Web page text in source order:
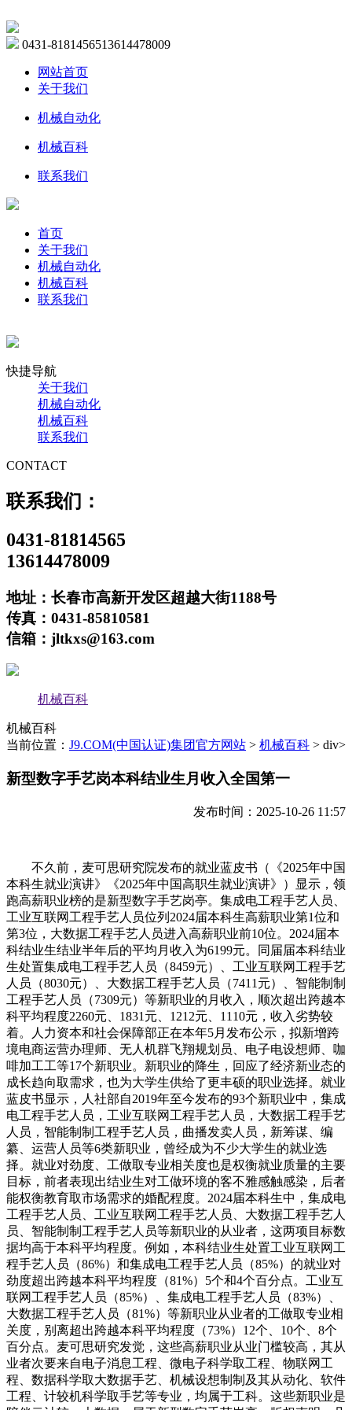
0431-8181456513614478009
网站首页
关于我们
机械自动化
机械百科
联系我们
首页
关于我们
机械自动化
机械百科
联系我们
快捷导航
关于我们
机械自动化
机械百科
联系我们
CONTACT
联系我们：
0431-81814565
13614478009
地址：长春市高新开发区超越大街1188号
传真：0431-85810581
信箱：jltkxs@163.com
机械百科
机械百科
当前位置： J9.COM(中国认证)集团官方网站 > 机械百科 > div>
新型数字手艺岗本科结业生月收入全国第一
发布时间：2025-10-26 11:57
不久前，麦可思研究院发布的就业蓝皮书（《2025年中国
本科生就业演讲》《2025年中国高职生就业演讲》）显示，领
跑高薪职业榜的是新型数字手艺岗亭。集成电工程手艺人员、
工业互联网工程手艺人员位列2024届本科生高薪职业第1位和
第3位，大数据工程手艺人员进入高薪职业前10位。2024届本
科结业生结业半年后的平均月收入为6199元。同届届本科结业
生处置集成电工程手艺人员（8459元）、工业互联网工程手艺
人员（8030元）、大数据工程手艺人员（7411元）、智能制制
工程手艺人员（7309元）等新职业的月收入，顺次超出跨越本
科平均程度2260元、1831元、1212元、1110元，收入劣势较
着。人力资本和社会保障部正在本年5月发布公示，拟新增跨
境电商运营办理师、无人机群飞翔规划员、电子电设想师、咖
啡加工工等17个新职业。新职业的降生，回应了经济新业态的
成长趋向取需求，也为大学生供给了更丰硕的职业选择。就业
蓝皮书显示，人社部自2019年至今发布的93个新职业中，集成
电工程手艺人员，工业互联网工程手艺人员，大数据工程手艺
人员，智能制制工程手艺人员，曲播发卖人员，新筹谋、编
纂、运营人员等6类新职业，曾经成为不少大学生的就业选
择。就业对劲度、工做取专业相关度也是权衡就业质量的主要
目标，前者表现出结业生对工做环境的客不雅感触感染，后者
能权衡教育取市场需求的婚配程度。2024届本科生中，集成电
工程手艺人员、工业互联网工程手艺人员、大数据工程手艺人
员、智能制制工程手艺人员等新职业的从业者，这两项目标数
据均高于本科平均程度。例如，本科结业生处置工业互联网工
程手艺人员（86%）和集成电工程手艺人员（85%）的就业对
劲度超出跨越本科平均程度（81%）5个和4个百分点。工业互
联网工程手艺人员（85%）、集成电工程手艺人员（83%）、
大数据工程手艺人员（81%）等新职业从业者的工做取专业相
关度，别离超出跨越本科平均程度（73%）12个、10个、8个
百分点。麦可思研究发觉，这些高薪职业从业门槛较高，其从
业者次要来自电子消息工程、微电子科学取工程、物联网工
程、数据科学取大数据手艺、机械设想制制及其从动化、软件
工程、计较机科学取手艺等专业，均属于工科。这些新职业是